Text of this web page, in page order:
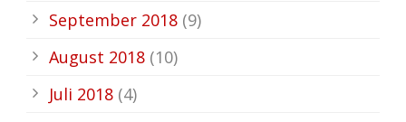
September 2018 (9)
August 2018 (10)
Juli 2018 (4)